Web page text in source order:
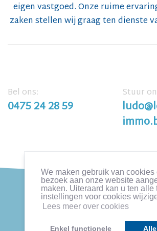
We maken gebruik van cookies
bezoek aan onze website
maken. Uiteraard kan u ten alle
instellingen voor cookies
Lees meer over cookies
Enkel functionele
eigen vastgoed. Onze ruime
zaken stellen wij graag ten dienste
Bel ons:
0475 24 28 59
Stuur
Terms of Use/Privacy